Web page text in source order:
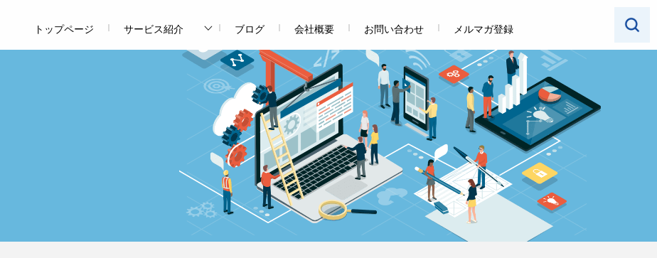
トップページ サービス紹介 ブログ 会社概要 お問い合わせ メルマガ登録